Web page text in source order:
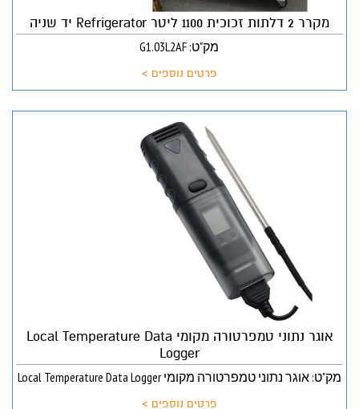
מקרר 2 דלתות זכוכית 1100 ליטר Refrigerator יד שניה
מק"ט: G1.03L2AF
פרטים נוספים >
אוגר נתוני טמפרטורה מקומי Local Temperature Data
Logger
מק"ט: אוגר נתוני טמפרטורה מקומי Local Temperature Data Logger
פרטים נוספים >